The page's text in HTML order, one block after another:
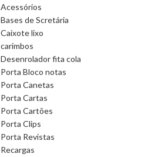
Acessórios
Bases de Scretária
Caixote lixo
carimbos
Desenrolador fita cola
Porta Bloco notas
Porta Canetas
Porta Cartas
Porta Cartões
Porta Clips
Porta Revistas
Recargas